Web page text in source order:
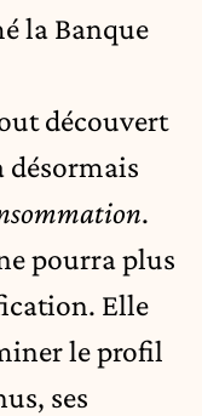
la Banque
découvert
désormais
.
pourra plus
Elle
le profil
ses